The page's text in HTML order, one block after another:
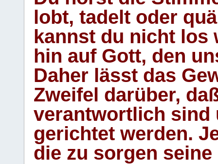
lobt, tadelt oder
kannst du nicht los
hin auf Gott, den
Daher lässt das
Zweifel darüber,
verantwortlich sind
gerichtet werden.
die zu sorgen